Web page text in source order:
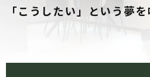
「こうしたい」という夢